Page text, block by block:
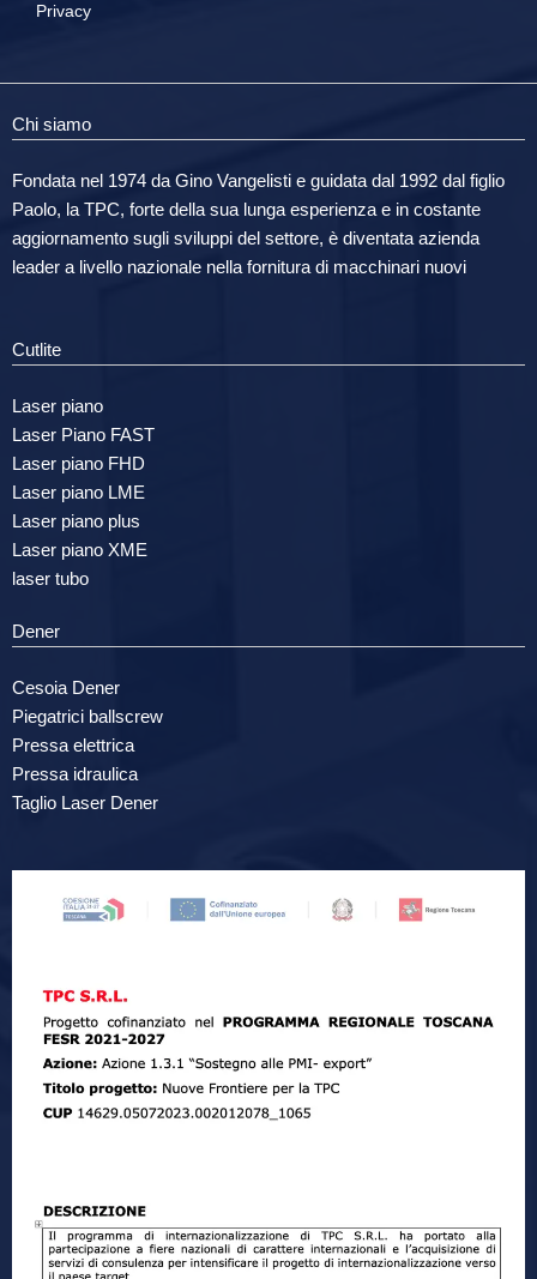
Privacy
Chi siamo
Fondata nel 1974 da Gino Vangelisti e guidata dal 1992 dal figlio
Paolo, la TPC, forte della sua lunga esperienza e in costante
aggiornamento sugli sviluppi del settore, è diventata azienda
leader a livello nazionale nella fornitura di macchinari nuovi
Cutlite
Laser piano
Laser Piano FAST
Laser piano FHD
Laser piano LME
Laser piano plus
Laser piano XME
laser tubo
Dener
Cesoia Dener
Piegatrici ballscrew
Pressa elettrica
Pressa idraulica
Taglio Laser Dener